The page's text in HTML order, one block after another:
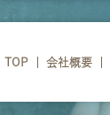
TOP 会社概要